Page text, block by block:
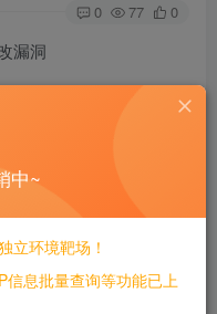
0 77 0
漏洞
中~
立环境靶场！
息批量查询等功能已上